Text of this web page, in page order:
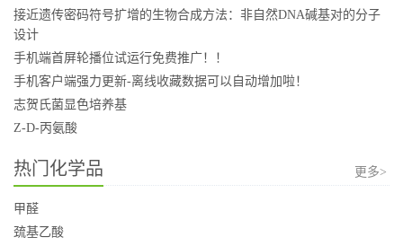
接近遗传密码符号扩增的生物合成方法：非自然DNA碱基对的分子
设计
手机端首屏轮播位试运行免费推广！！
手机客户端强力更新-离线收藏数据可以自动增加啦！
志贺氏菌显色培养基
Z-D-丙氨酸
热门化学品 更多>
甲醛
巯基乙酸